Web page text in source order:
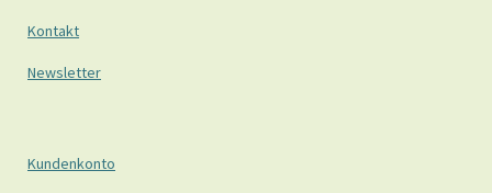
Kontakt
Newsletter
Kundenkonto